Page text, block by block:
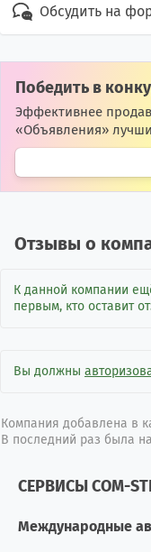
Обсудить на
Победить в
Эффективнее
«Объявления»
Отзывы о
К данной компании
первым, кто оставит
Вы должны
Компания добавлена в
В последний раз была
СЕРВИСЫ COM-
Международные